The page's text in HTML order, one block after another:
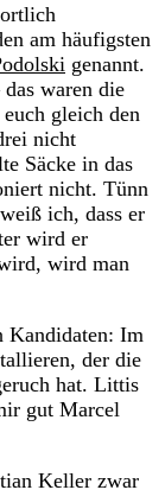
am häufigsten
genannt.
waren die
gleich den
nicht
Säcke in das
nicht. Tünn
ich, dass er
wird er
wird man
Kandidaten: Im
der die
hat. Littis
gut Marcel
Keller zwar